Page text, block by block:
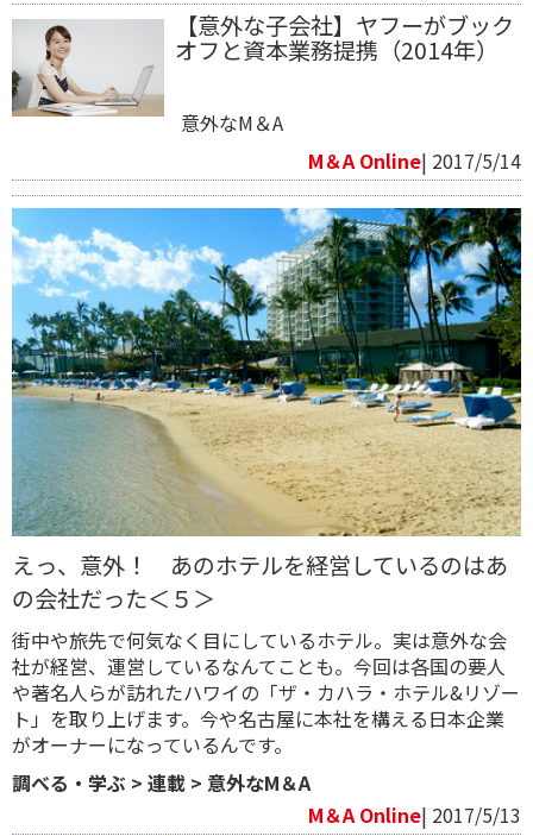
【意外な子会社】ヤフーがブック
オフと資本業務提携（2014年）
意外なM＆A
M＆A Online| 2017/5/14
えっ、意外！ あのホテルを経営しているのはあ
の会社だった＜５＞
街中や旅先で何気なく目にしているホテル。実は意外な会
社が経営、運営しているなんてことも。今回は各国の要人
や著名人らが訪れたハワイの「ザ・カハラ・ホテル&リゾー
ト」を取り上げます。今や名古屋に本社を構える日本企業
がオーナーになっているんです。
調べる・学ぶ > 連載 > 意外なM＆A
M＆A Online| 2017/5/13